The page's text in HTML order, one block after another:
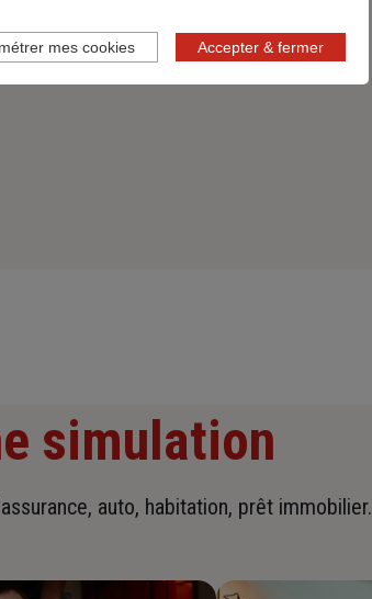
simulation
auto, habitation, prêt immobilier.
Accepter & fermer
mes cookies